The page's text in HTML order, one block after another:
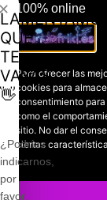
Para ofrecer las
cookies para
consentimiento
como el
sitio. No dar el
ciertas
100% online
Manresa
Chat
+34 689 800
Correo:
LAMENTAMOS
QUE
TE
VAYAS
👋
¿Podrías
indicarnos,
por
favor,